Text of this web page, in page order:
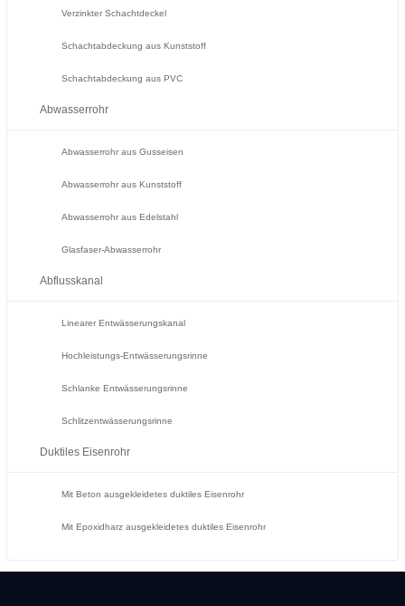
Verzinkter Schachtdeckel
Schachtabdeckung aus Kunststoff
Schachtabdeckung aus PVC
Abwasserrohr
Abwasserrohr aus Gusseisen
Abwasserrohr aus Kunststoff
Abwasserrohr aus Edelstahl
Glasfaser-Abwasserrohr
Abflusskanal
Linearer Entwässerungskanal
Hochleistungs-Entwässerungsrinne
Schlanke Entwässerungsrinne
Schlitzentwässerungsrinne
Duktiles Eisenrohr
Mit Beton ausgekleidetes duktiles Eisenrohr
Mit Epoxidharz ausgekleidetes duktiles Eisenrohr